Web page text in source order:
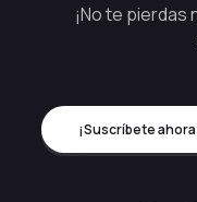
¡No te pierdas